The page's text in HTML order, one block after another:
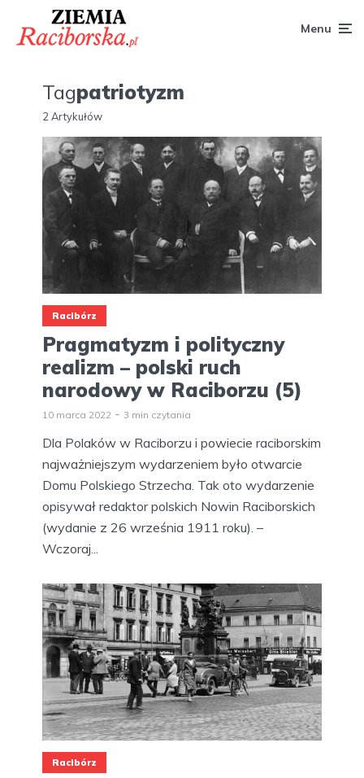
Menu
Tagpatriotyzm
2 Artykułów
Racibórz
Pragmatyzm i polityczny
realizm – polski ruch
narodowy w Raciborzu (5)
10 marca 2022 3 min czytania
Dla Polaków w Raciborzu i powiecie raciborskim
najważniejszym wydarzeniem było otwarcie
Domu Polskiego Strzecha. Tak oto wydarzenie
opisywał redaktor polskich Nowin Raciborskich
(wydanie z 26 września 1911 roku). –
Wczoraj...
Racibórz